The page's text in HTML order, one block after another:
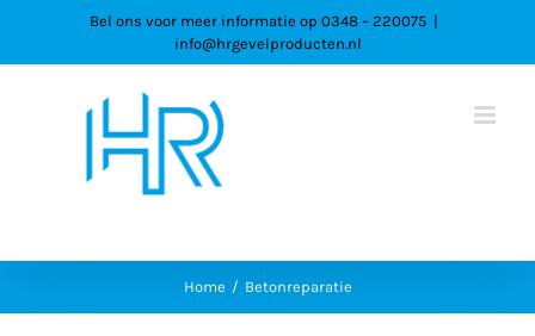
Bel ons voor meer informatie op 0348 – 220075 |
info@hrgevelproducten.nl
Home Betonreparatie